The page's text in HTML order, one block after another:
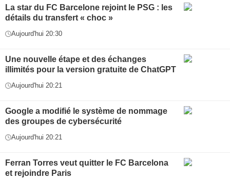
La star du FC Barcelone rejoint le PSG : les
détails du transfert « choc »
Aujourd'hui 20:30
Une nouvelle étape et des échanges
illimités pour la version gratuite de ChatGPT
Aujourd'hui 20:21
Google a modifié le système de nommage
des groupes de cybersécurité
Aujourd'hui 20:21
Ferran Torres veut quitter le FC Barcelona
et rejoindre Paris